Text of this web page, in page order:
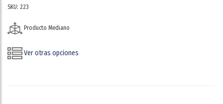
SKU: 223
Producto Mediano
Ver otras opciones